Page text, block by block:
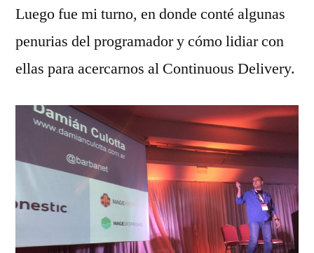
Luego fue mi turno, en donde conté algunas
penurias del programador y cómo lidiar con
ellas para acercarnos al Continuous Delivery.